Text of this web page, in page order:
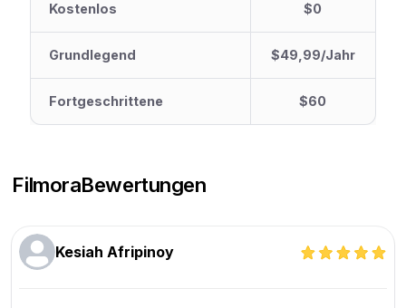
Kostenlos $0
Grundlegend $49,99/Jahr
Fortgeschrittene $60
FilmoraBewertungen
Kesiah Afripinoy